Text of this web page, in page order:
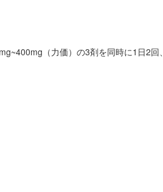
（力価）の3剤を同時に1日2回